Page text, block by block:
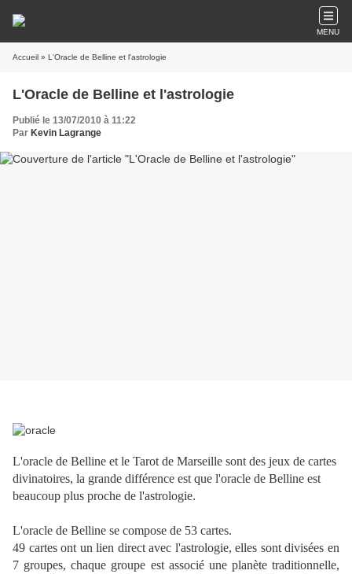
MENU
Accueil » L'Oracle de Belline et l'astrologie
L'Oracle de Belline et l'astrologie
Publié le 13/07/2010 à 11:22
Par Kevin Lagrange
L'oracle de Belline et le Tarot de Marseille sont des jeux de cartes
divinatoires, la grande différence est que l'oracle de Belline est
beaucoup plus proche de l'astrologie.
L'oracle de Belline se compose de 53 cartes.
49 cartes ont un lien direct avec l'astrologie, elles sont divisées en
7 groupes, chaque groupe est associé une planète traditionnelle,